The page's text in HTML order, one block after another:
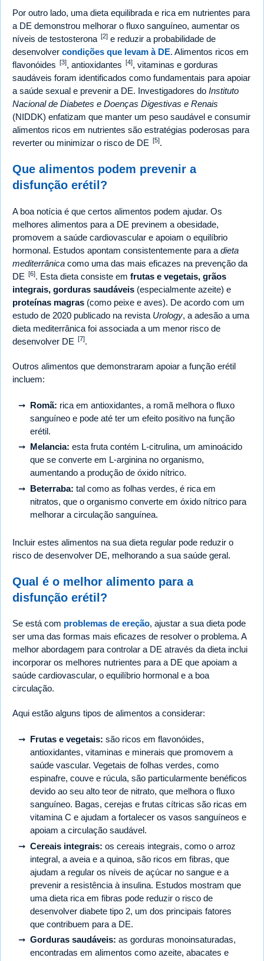
Por outro lado, uma dieta equilibrada e rica em nutrientes para
a DE demonstrou melhorar o fluxo sanguíneo, aumentar os
níveis de testosterona [2] e reduzir a probabilidade de
desenvolver condições que levam à DE. Alimentos ricos em
flavonóides [3], antioxidantes [4], vitaminas e gorduras
saudáveis foram identificados como fundamentais para apoiar
a saúde sexual e prevenir a DE. Investigadores do Instituto
Nacional de Diabetes e Doenças Digestivas e Renais
(NIDDK) enfatizam que manter um peso saudável e consumir
alimentos ricos em nutrientes são estratégias poderosas para
reverter ou minimizar o risco de DE [5].
Que alimentos podem prevenir a
disfunção erétil?
A boa notícia é que certos alimentos podem ajudar. Os
melhores alimentos para a DE previnem a obesidade,
promovem a saúde cardiovascular e apoiam o equilíbrio
hormonal. Estudos apontam consistentemente para a dieta
mediterrânica como uma das mais eficazes na prevenção da
DE [6]. Esta dieta consiste em frutas e vegetais, grãos
integrais, gorduras saudáveis (especialmente azeite) e
proteínas magras (como peixe e aves). De acordo com um
estudo de 2020 publicado na revista Urology, a adesão a uma
dieta mediterrânica foi associada a um menor risco de
desenvolver DE [7].
Outros alimentos que demonstraram apoiar a função erétil
incluem:
Romã: rica em antioxidantes, a romã melhora o fluxo
sanguíneo e pode até ter um efeito positivo na função
erétil.
Melancia: esta fruta contém L-citrulina, um aminoácido
que se converte em L-arginina no organismo,
aumentando a produção de óxido nítrico.
Beterraba: tal como as folhas verdes, é rica em
nitratos, que o organismo converte em óxido nítrico para
melhorar a circulação sanguínea.
Incluir estes alimentos na sua dieta regular pode reduzir o
risco de desenvolver DE, melhorando a sua saúde geral.
Qual é o melhor alimento para a
disfunção erétil?
Se está com problemas de ereção, ajustar a sua dieta pode
ser uma das formas mais eficazes de resolver o problema. A
melhor abordagem para controlar a DE através da dieta inclui
incorporar os melhores nutrientes para a DE que apoiam a
saúde cardiovascular, o equilíbrio hormonal e a boa
circulação.
Aqui estão alguns tipos de alimentos a considerar:
Frutas e vegetais: são ricos em flavonóides,
antioxidantes, vitaminas e minerais que promovem a
saúde vascular. Vegetais de folhas verdes, como
espinafre, couve e rúcula, são particularmente benéficos
devido ao seu alto teor de nitrato, que melhora o fluxo
sanguíneo. Bagas, cerejas e frutas cítricas são ricas em
vitamina C e ajudam a fortalecer os vasos sanguíneos e
apoiam a circulação saudável.
Cereais integrais: os cereais integrais, como o arroz
integral, a aveia e a quinoa, são ricos em fibras, que
ajudam a regular os níveis de açúcar no sangue e a
prevenir a resistência à insulina. Estudos mostram que
uma dieta rica em fibras pode reduzir o risco de
desenvolver diabete tipo 2, um dos principais fatores
que contribuem para a DE.
Gorduras saudáveis: as gorduras monoinsaturadas,
encontradas em alimentos como azeite, abacates e